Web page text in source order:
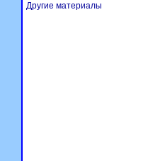
Другие материалы